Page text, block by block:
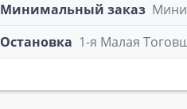
Минимальный заказ
Остановка 1-я Малая